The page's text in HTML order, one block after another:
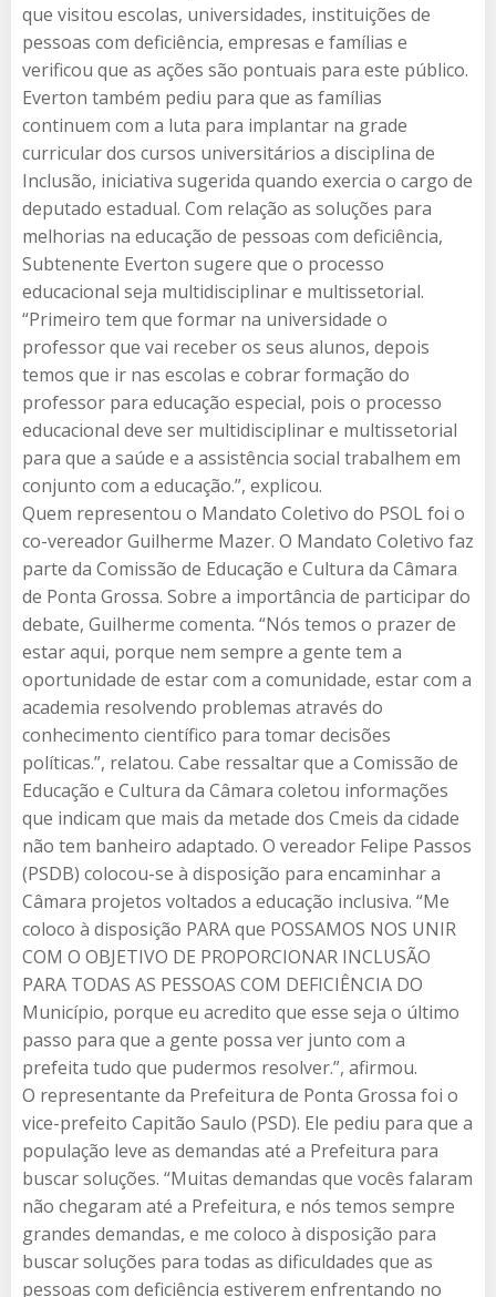
que visitou escolas, universidades, instituições de
pessoas com deficiência, empresas e famílias e
verificou que as ações são pontuais para este público.
Everton também pediu para que as famílias
continuem com a luta para implantar na grade
curricular dos cursos universitários a disciplina de
Inclusão, iniciativa sugerida quando exercia o cargo de
deputado estadual. Com relação as soluções para
melhorias na educação de pessoas com deficiência,
Subtenente Everton sugere que o processo
educacional seja multidisciplinar e multissetorial.
“Primeiro tem que formar na universidade o
professor que vai receber os seus alunos, depois
temos que ir nas escolas e cobrar formação do
professor para educação especial, pois o processo
educacional deve ser multidisciplinar e multissetorial
para que a saúde e a assistência social trabalhem em
conjunto com a educação.”, explicou.
Quem representou o Mandato Coletivo do PSOL foi o
co-vereador Guilherme Mazer. O Mandato Coletivo faz
parte da Comissão de Educação e Cultura da Câmara
de Ponta Grossa. Sobre a importância de participar do
debate, Guilherme comenta. “Nós temos o prazer de
estar aqui, porque nem sempre a gente tem a
oportunidade de estar com a comunidade, estar com a
academia resolvendo problemas através do
conhecimento científico para tomar decisões
políticas.”, relatou. Cabe ressaltar que a Comissão de
Educação e Cultura da Câmara coletou informações
que indicam que mais da metade dos Cmeis da cidade
não tem banheiro adaptado. O vereador Felipe Passos
(PSDB) colocou-se à disposição para encaminhar a
Câmara projetos voltados a educação inclusiva. “Me
coloco à disposição PARA que POSSAMOS NOS UNIR
COM O OBJETIVO DE PROPORCIONAR INCLUSÃO
PARA TODAS AS PESSOAS COM DEFICIÊNCIA DO
Município, porque eu acredito que esse seja o último
passo para que a gente possa ver junto com a
prefeita tudo que pudermos resolver.”, afirmou.
O representante da Prefeitura de Ponta Grossa foi o
vice-prefeito Capitão Saulo (PSD). Ele pediu para que a
população leve as demandas até a Prefeitura para
buscar soluções. “Muitas demandas que vocês falaram
não chegaram até a Prefeitura, e nós temos sempre
grandes demandas, e me coloco à disposição para
buscar soluções para todas as dificuldades que as
pessoas com deficiência estiverem enfrentando no